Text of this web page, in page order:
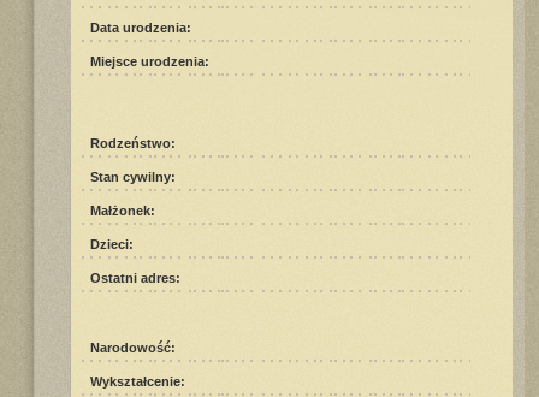
Data urodzenia:
Miejsce urodzenia:
Rodzeństwo:
Stan cywilny:
Małżonek:
Dzieci:
Ostatni adres:
Narodowość:
Wykształcenie: